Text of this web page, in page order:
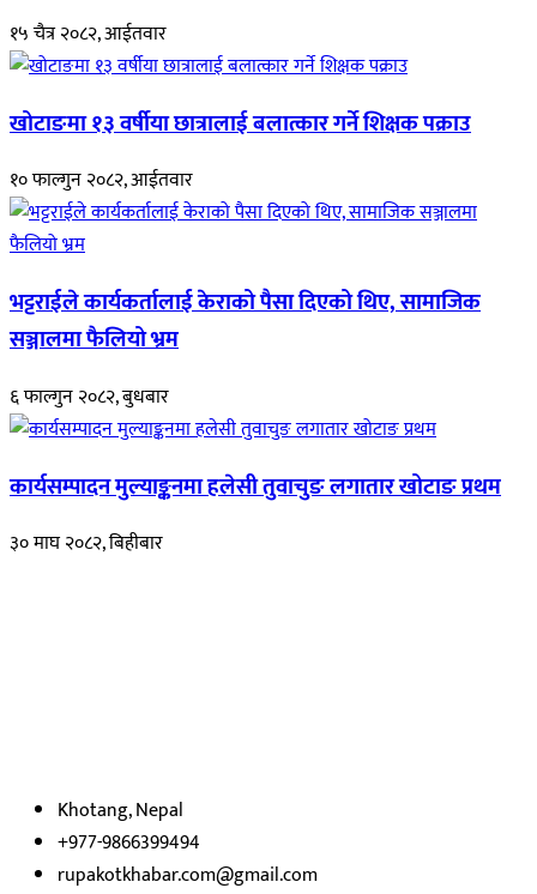
१५ चैत्र २०८२, आईतवार
खोटाङमा १३ वर्षीया छात्रालाई बलात्कार गर्ने शिक्षक पक्राउ
१० फाल्गुन २०८२, आईतवार
भट्टराईले कार्यकर्तालाई केराको पैसा दिएको थिए, सामाजिक
सञ्जालमा फैलियो भ्रम
६ फाल्गुन २०८२, बुधबार
कार्यसम्पादन मुल्याङ्कनमा हलेसी तुवाचुङ लगातार खोटाङ प्रथम
३० माघ २०८२, बिहीबार
Khotang, Nepal
+977-9866399494
rupakotkhabar.com@gmail.com